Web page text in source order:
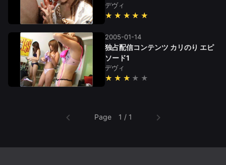
デヴィ
★★★★★
2005-01-14
独占配信コンテンツ カリのり エピ
ソード1
デヴィ
★★★
Page 1 / 1